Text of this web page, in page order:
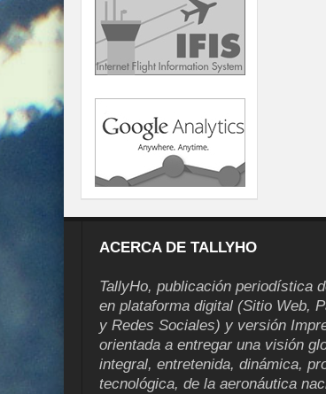
ACERCA DE TALLYHO
TallyHo, publicación periodística
en plataforma digital (Sitio Web,
y Redes Sociales) y versión
orientada a entregar una visión
integral, entretenida, dinámica,
tecnológica, de la aeronáutica